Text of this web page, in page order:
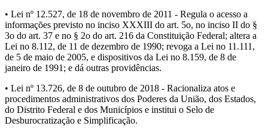
• Lei nº 12.527, de 18 de novembro de 2011 - Regula o acesso a
informações previsto no inciso XXXIII do art. 5o, no inciso II do §
3o do art. 37 e no § 2o do art. 216 da Constituição Federal; altera a
Lei no 8.112, de 11 de dezembro de 1990; revoga a Lei no 11.111,
de 5 de maio de 2005, e dispositivos da Lei no 8.159, de 8 de
janeiro de 1991; e dá outras providências.
• Lei nº 13.726, de 8 de outubro de 2018 - Racionaliza atos e
procedimentos administrativos dos Poderes da União, dos Estados,
do Distrito Federal e dos Municípios e institui o Selo de
Desburocratização e Simplificação.